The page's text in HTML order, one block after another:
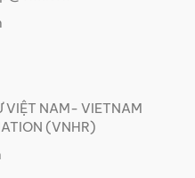
VIỆT NAM- VIETNAM
(VNHR)